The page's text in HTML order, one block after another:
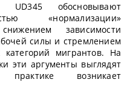
UD345 обосновывают
«нормализации»
зависимости
силы и стремлением
мигрантов. На
эти аргументы выглядят
возникает